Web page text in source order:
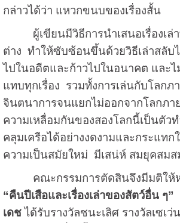
กล่าวได้ว่า แหวกขนบของเรื่องสั้น
ผู้เขียนมีวิธีการนำเสนอเรื่องเ
ต่าง ทำให้ซับซ้อนขึ้นด้วยวิธีเล่าสลับ
ไปในอดีตและก้าวไปในอนาคต และไ
แทบทุกเรื่อง รวมทั้งการเล่นกับโลกภ
จินตนาการจนแยกไม่ออกจากโลกภ
ความเหลื่อมกันของสองโลกนี้เป็นตัวท
คลุมเครือได้อย่างงดงามและกระแทก
ความเป็นสมัยใหม่ มีเสน่ห์ สมยุคสมส
คณะกรรมการตัดสินจึงมีมติให้
“คืนปีเสือและเรื่องเล่าของสัตว์อื่น ๆ”
เดชได้รับรางวัลชนะเลิศ รางวัลเซเว่